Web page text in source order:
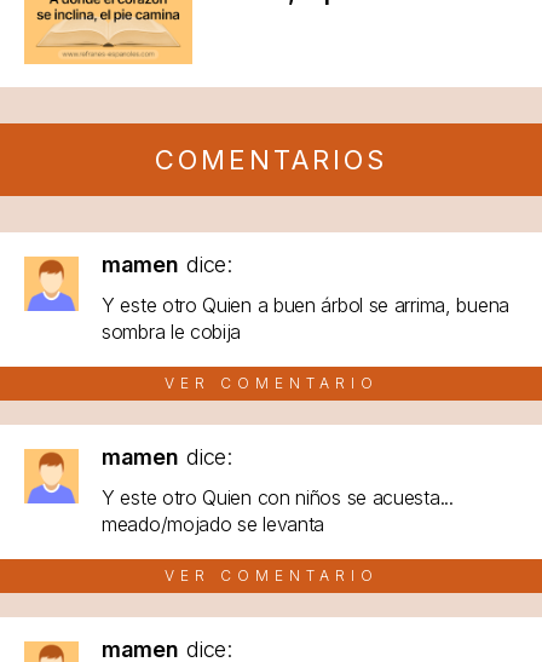
COMENTARIOS
mamen dice:
Y este otro Quien a buen árbol se arrima, buena
sombra le cobija
VER COMENTARIO
mamen dice:
Y este otro Quien con niños se acuesta...
meado/mojado se levanta
VER COMENTARIO
mamen dice: